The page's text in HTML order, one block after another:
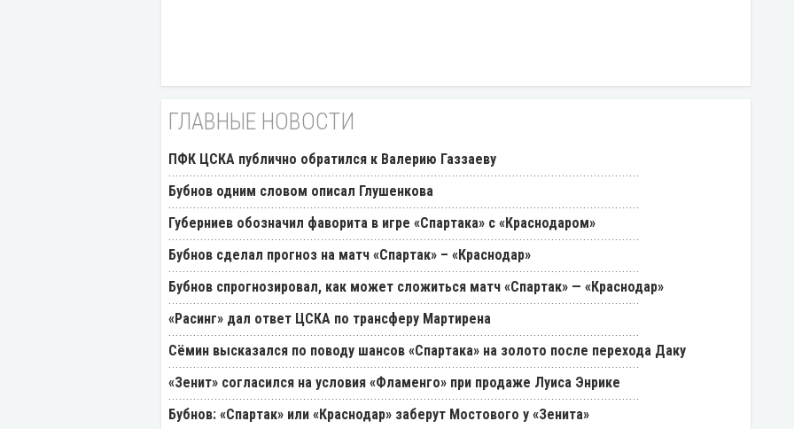
ГЛАВНЫЕ НОВОСТИ
ПФК ЦСКА публично обратился к Валерию Газзаеву
Бубнов одним словом описал Глушенкова
Губерниев обозначил фаворита в игре «Спартака» с «Краснодаром»
Бубнов сделал прогноз на матч «Спартак» – «Краснодар»
Бубнов спрогнозировал, как может сложиться матч «Спартак» — «Краснодар»
«Расинг» дал ответ ЦСКА по трансферу Мартирена
Cёмин высказался по поводу шансов «Спартака» на золото после перехода Даку
«Зенит» согласился на условия «Фламенго» при продаже Луиса Энрике
Бубнов: «Спартак» или «Краснодар» заберут Мостового у «Зенита»